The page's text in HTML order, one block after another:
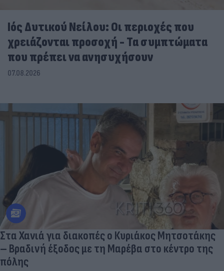
Ιός Δυτικού Νείλου: Οι περιοχές που
χρειάζονται προσοχή - Τα συμπτώματα
που πρέπει να ανησυχήσουν
07.08.2026
Στα Χανιά για διακοπές ο Κυριάκος Μητσοτάκης
– Βραδινή έξοδος με τη Μαρέβα στο κέντρο της
πόλης